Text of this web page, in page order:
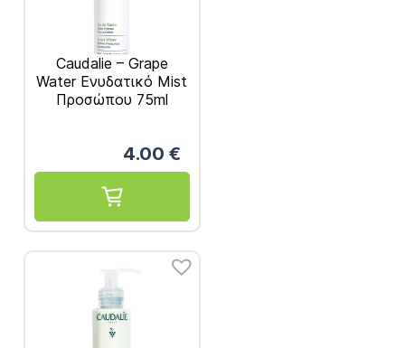
Caudalie – Grape
Water Ενυδατικό Mist
Προσώπου 75ml
4.00 €